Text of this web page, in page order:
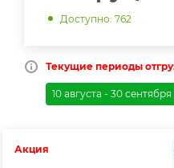
Доступно: 762
Текущие периоды
10 августа - 30
Акция